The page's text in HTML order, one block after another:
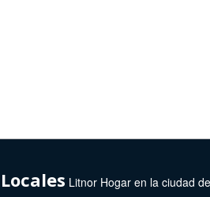
Locales Litnor Hogar en la ciudad